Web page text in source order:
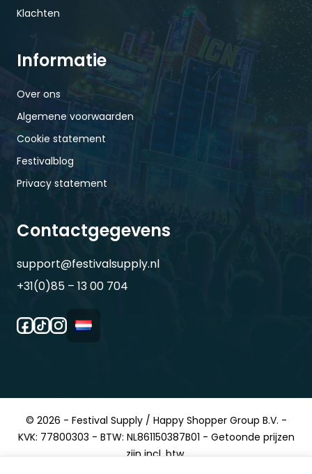
Klachten
Informatie
Over ons
Algemene voorwaarden
Cookie statement
Festivalblog
Privacy statement
Contactgegevens
support@festivalsupply.nl
+31(0)85 – 13 00 704
© 2026 - Festival Supply / Happy Shopper Group B.V. -
KVK: 77800303 - BTW: NL861150387B01 - Getoonde prijzen
zijn incl. btw.